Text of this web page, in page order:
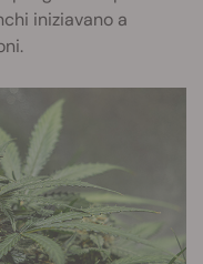
iniziavano a